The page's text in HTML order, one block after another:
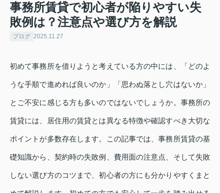
事務所賃貸で初心者が陥りやすい失
敗例は？注意点や選び方を解説
ブログ 2025.11.27
初めて事務所を借りようと考えている方の中には、「どのよ
うな手順で進めれば良いのか」「思わぬ落とし穴はないか」
とご不安に感じる方も多いのではないでしょうか。事務所の
賃貸には、居住用の賃貸とは異なる特徴や確認すべき大切な
ポイントが多数存在します。この記事では、事務所賃貸の基
礎知識から、契約時の失敗例、費用面の注意点、そして失敗
しない選び方のコツまで、初心者の方にも分かりやすくまと